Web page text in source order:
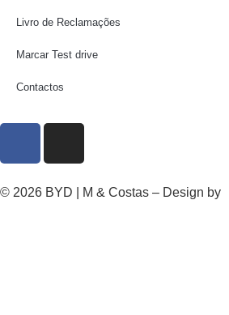
Livro de Reclamações
Marcar Test drive
Contactos
© 2026 BYD | M & Costas – Design by